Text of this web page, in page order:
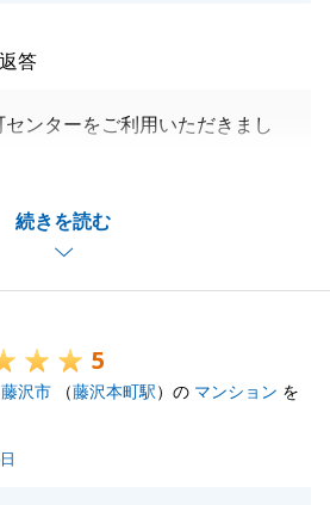
続きを読む
答
ンターをご利用いただきまし
にたてたこと大変光栄でござい
ましたら、お気軽にご連絡いた
いいたします。
5
藤沢市 （藤沢本町駅）の マンション を